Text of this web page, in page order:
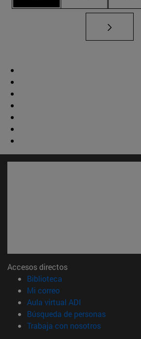
Accesos directos
Biblioteca
Mi correo(abre en nueva ventana)
Aula virtual ADI
Búsqueda de personas(abre en
Trabaja con nosotros(abre en